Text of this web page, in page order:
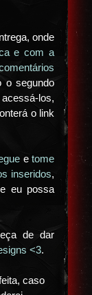
onde
e com a
o segundo
los,
o link
e tome
inseridos,
eu possa
de dar
<3.
caso